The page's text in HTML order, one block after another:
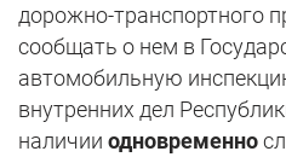
дорожно-транспортного
сообщать о нем в
автомобильную
внутренних дел
наличии одновременно